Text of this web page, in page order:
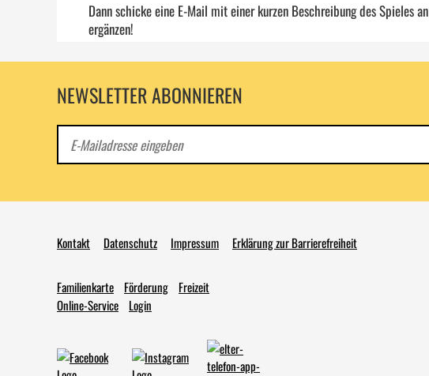
Dann schicke eine E-Mail mit einer kurzen Beschreibung des Spieles an
ergänzen!
NEWSLETTER ABONNIEREN
Mail
Kontakt Datenschutz Impressum Erklärung zur Barrierefreiheit
Familienkarte Förderung
Freizeit
Online-Service
Login